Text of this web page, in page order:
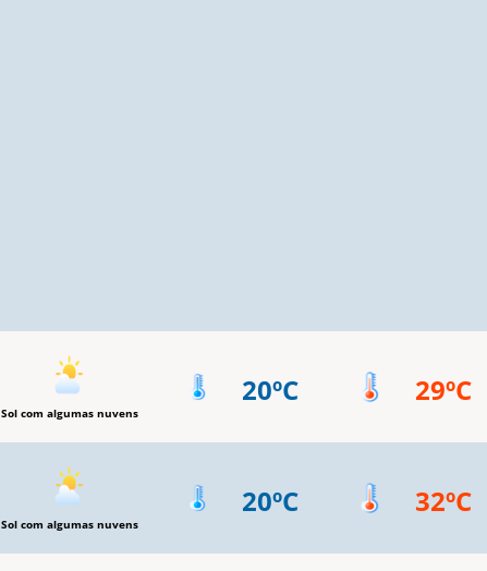
Sol com algumas nuvens
20ºC 29ºC
Sol com algumas nuvens
20ºC 32ºC